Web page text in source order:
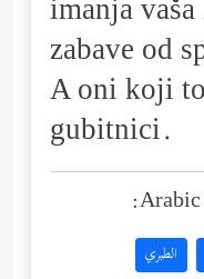
imanja
zabave od
A oni koji
gubitnici.
الطبري